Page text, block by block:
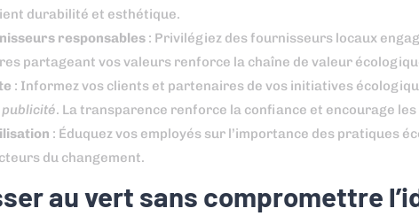
durabilité et esthétique.
responsables : Privilégiez des fournisseurs locaux
partageant vos valeurs renforce la chaîne de valeur
: Informez vos clients et partenaires de vos initiatives
publicité. La transparence renforce la confiance et encourage
: Éduquez vos employés sur l’importance des pratiques
du changement.
au vert sans compromettre